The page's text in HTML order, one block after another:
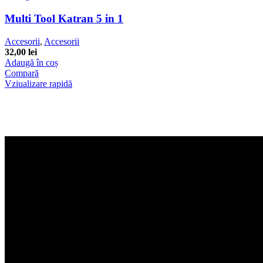
Multi Tool Katran 5 in 1
Accesorii, Accesorii
32,00 lei
Adaugă în coș
Compară
Vziualizare rapidă